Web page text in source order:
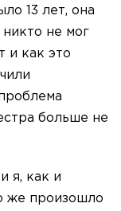
13 лет, она
не мог
и как это
больше не
я, как и
же произошло